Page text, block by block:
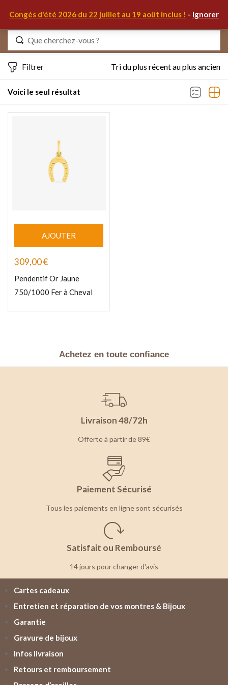
Congés d'été 2026 du 22 juillet au 19 août inclus ! - Ignorer
Voici le seul résultat
Filtrer Tri du plus récent au plus ancien
AJOUTER
309,00€
Pendentif Or Jaune
750/1000 Fer à Cheval
Achetez en toute confiance
Livraison 48/72h
Offerte à partir de 89€
Paiement Sécurisé
Tous les paiements en ligne sont sécurisés
Satisfait ou Remboursé
14 jours pour changer d'avis
Cartes cadeaux
Entretien et réparation de vos montres & Bijoux
Garantie
Gravure de bijoux
Infos livraison
Retours et remboursement
Identifiez-vous